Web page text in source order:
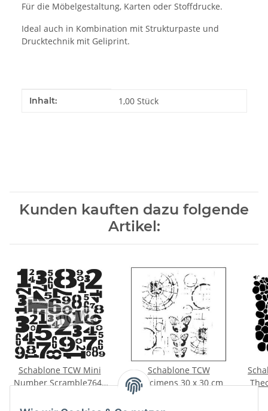
Für die Möbelgestaltung, Karten oder Stoffdrucke.
Ideal auch in Kombination mit Strukturpaste und
Drucktechnik mit Geliprint.
Produkteigenschaft
Wert
Inhalt: 1,00 Stück
Kunden kauften dazu folgende
Artikel:
Schablone TCW Mini
Number Scramble764s
Schablone TCW
Specimens 30 x 30 cm